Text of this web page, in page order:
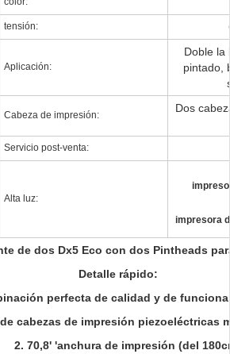
tensión:
Aplicación:
Doble la
pintado,
Cabeza de impresión:
Dos
Servicio post-venta:
Alta luz:
impresora
de dos Dx5 Eco con dos Pintheads
Detalle rápido:
perfecta de calidad y de
cabezas de impresión piezoeléctricas
2. 70,8' 'anchura de impresión (del